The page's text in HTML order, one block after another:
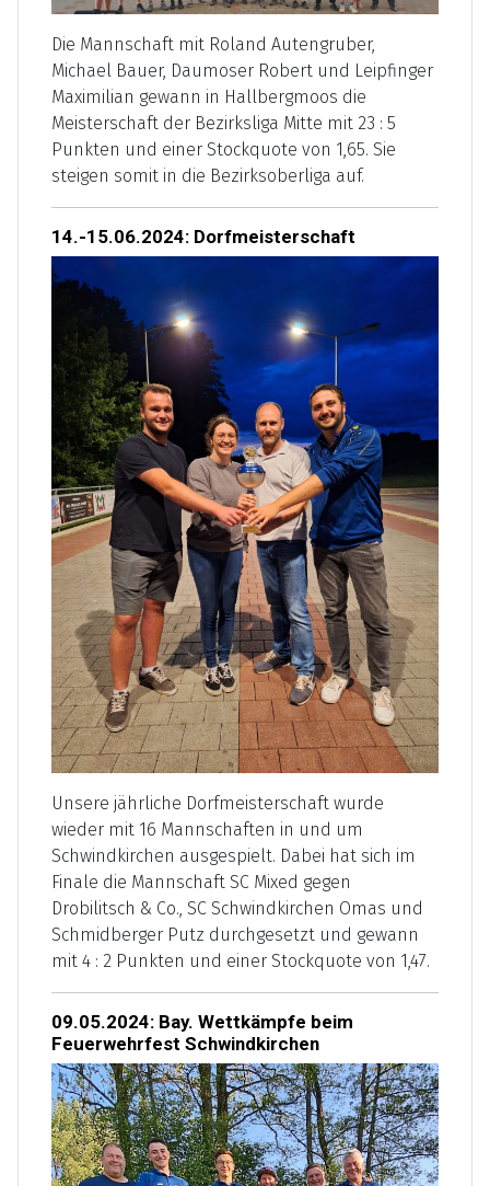
Die Mannschaft mit Roland Autengruber,
Michael Bauer, Daumoser Robert und Leipfinger
Maximilian gewann in Hallbergmoos die
Meisterschaft der Bezirksliga Mitte mit 23 : 5
Punkten und einer Stockquote von 1,65. Sie
steigen somit in die Bezirksoberliga auf.
14.-15.06.2024: Dorfmeisterschaft
Unsere jährliche Dorfmeisterschaft wurde
wieder mit 16 Mannschaften in und um
Schwindkirchen ausgespielt. Dabei hat sich im
Finale die Mannschaft SC Mixed gegen
Drobilitsch & Co., SC Schwindkirchen Omas und
Schmidberger Putz durchgesetzt und gewann
mit 4 : 2 Punkten und einer Stockquote von 1,47.
09.05.2024: Bay. Wettkämpfe beim
Feuerwehrfest Schwindkirchen